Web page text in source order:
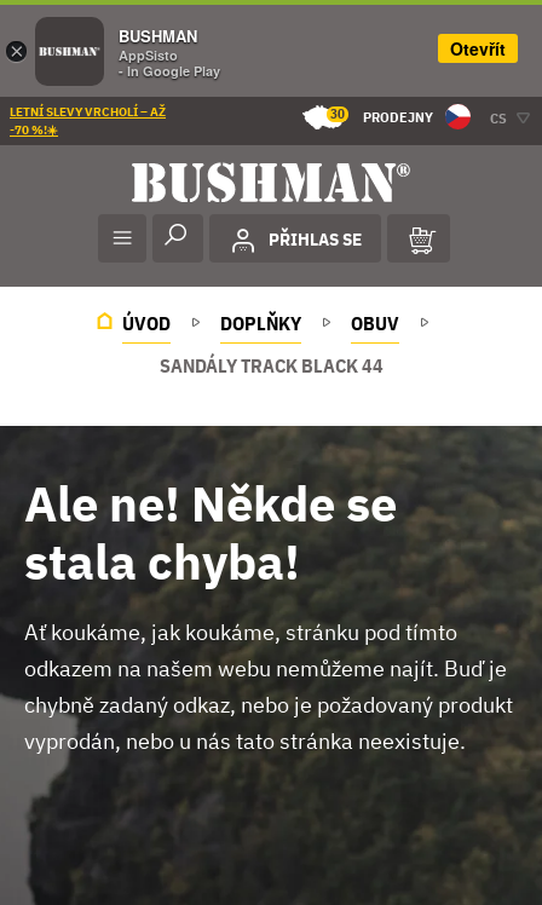
LETNÍ SLEVY VRCHOLÍ – AŽ
-70 %!☀️
30 PRODEJNY CS
PŘIHLAS SE
ÚVOD DOPLŇKY
OBUV
SANDÁLY TRACK BLACK 44
Ale ne! Někde se
stala chyba!
Ať koukáme, jak koukáme, stránku pod tímto
odkazem na našem webu nemůžeme najít. Buď je
chybně zadaný odkaz, nebo je požadovaný produkt
vyprodán, nebo u nás tato stránka neexistuje.
×
BUSHMAN
AppSisto
- In Google Play
Otevřít